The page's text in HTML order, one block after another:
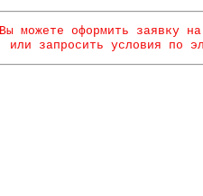
Вы можете оформить заявку
или запросить условия по